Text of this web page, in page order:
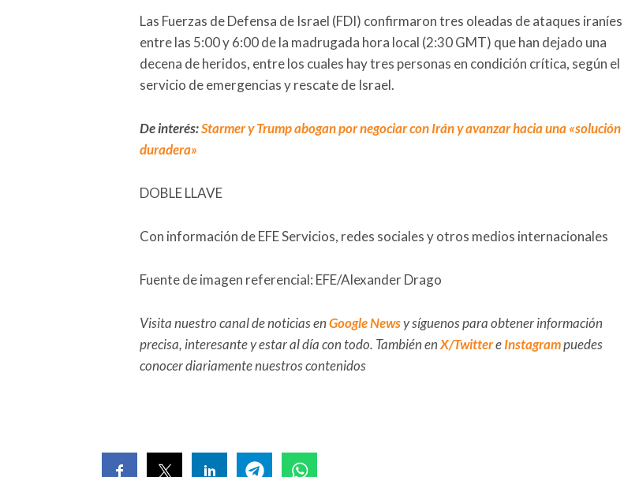
Las Fuerzas de Defensa de Israel (FDI) confirmaron tres oleadas de ataques iraníes
entre las 5:00 y 6:00 de la madrugada hora local (2:30 GMT) que han dejado una
decena de heridos, entre los cuales hay tres personas en condición crítica, según el
servicio de emergencias y rescate de Israel.
De interés:Starmer y Trump abogan por negociar con Irán y avanzar hacia una «solución
duradera»
DOBLE LLAVE
Con información de EFE Servicios, redes sociales y otros medios internacionales
Fuente de imagen referencial: EFE/Alexander Drago
Visita nuestro canal de noticias enGoogle Newsy síguenos para obtener información
precisa, interesante y estar al día con todo. También enX/TwittereInstagrampuedes
conocer diariamente nuestros contenidos